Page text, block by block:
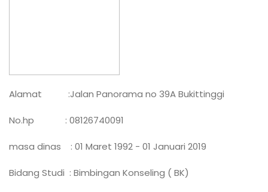
Alamat :Jalan Panorama no 39A Bukittinggi
No.hp : 08126740091
masa dinas : 01 Maret 1992 - 01 Januari 2019
Bidang Studi : Bimbingan Konseling ( BK)